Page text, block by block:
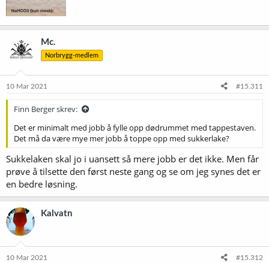
Mc.
Norbrygg-medlem
10 Mar 2021 #15.311
Finn Berger skrev:
Det er minimalt med jobb å fylle opp dødrummet med tappestaven.
Det må da være mye mer jobb å toppe opp med sukkerlake?
Sukkelaken skal jo i uansett så mere jobb er det ikke. Men får
prøve å tilsette den først neste gang og se om jeg synes det er
en bedre løsning.
Kalvatn
10 Mar 2021 #15.312